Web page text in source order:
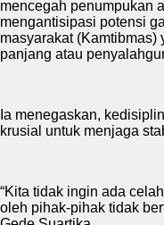
mencegah penumpukan
mengantisipasi potensi
masyarakat (Kamtibmas)
panjang atau
Ia menegaskan,
krusial untuk menjaga
“Kita tidak ingin ada
oleh pihak-pihak tidak